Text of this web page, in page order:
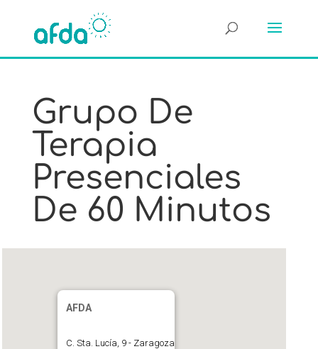
Grupo De
Terapia
Presenciales
De 60 Minutos
AFDA
C. Sta. Lucía, 9 - Zaragoza